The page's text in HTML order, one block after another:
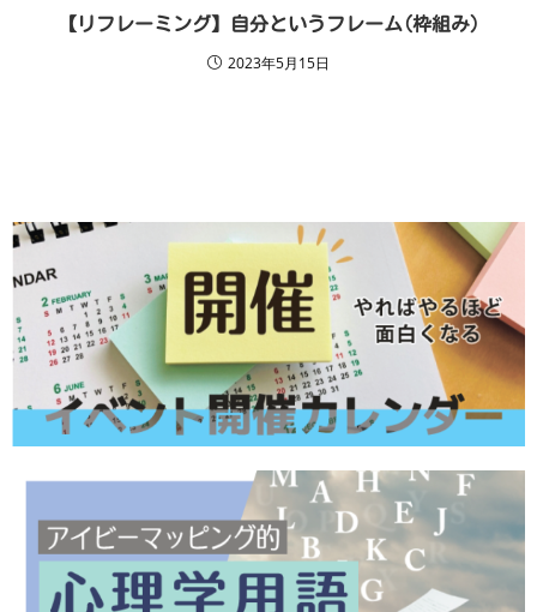
【リフレーミング】自分というフレーム(枠組み)
2023年5月15日